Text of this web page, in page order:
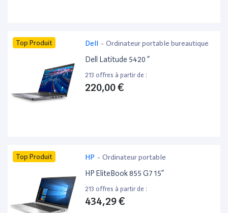
Top Produit Dell - Ordinateur portable bureautique
Dell Latitude 5420 ”
213 offres à partir de :
220,00 €
Top Produit HP - Ordinateur portable
HP EliteBook 855 G7 15”
213 offres à partir de :
434,29 €